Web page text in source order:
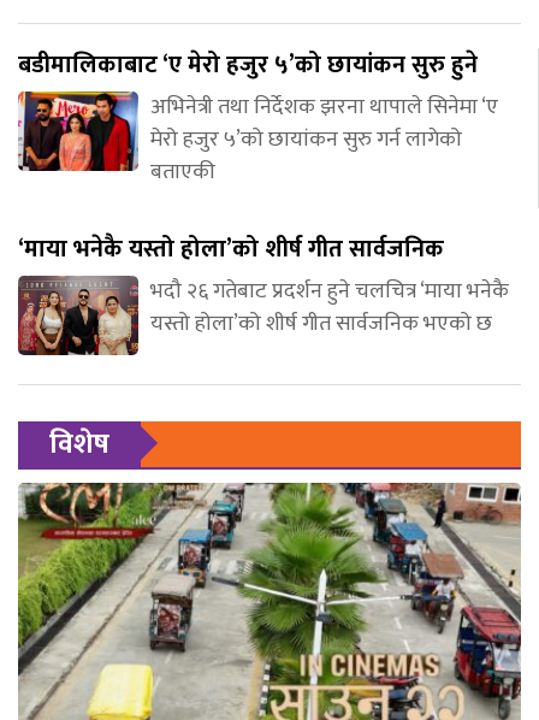
बडीमालिकाबाट ‘ए मेरो हजुर ५’को छायांकन सुरु हुने
अभिनेत्री तथा निर्देशक झरना थापाले सिनेमा ‘ए
मेरो हजुर ५’को छायांकन सुरु गर्न लागेको
बताएकी
‘माया भनेकै यस्तो होला’को शीर्ष गीत सार्वजनिक
भदौ २६ गतेबाट प्रदर्शन हुने चलचित्र ‘माया भनेकै
यस्तो होला’को शीर्ष गीत सार्वजनिक भएको छ
विशेष